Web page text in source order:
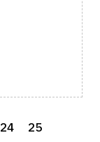
24 25